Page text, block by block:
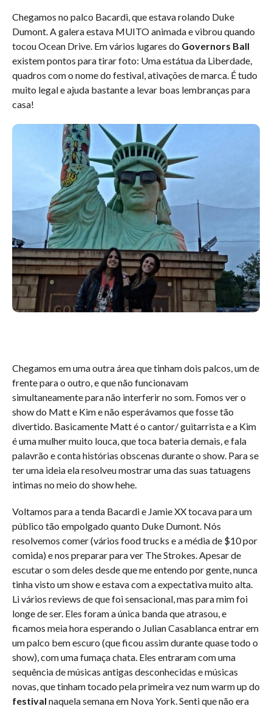
Chegamos no palco Bacardi, que estava rolando Duke
Dumont. A galera estava MUITO animada e vibrou quando
tocou Ocean Drive. Em vários lugares do Governors Ball
existem pontos para tirar foto: Uma estátua da Liberdade,
quadros com o nome do festival, ativações de marca. É tudo
muito legal e ajuda bastante a levar boas lembranças para
casa!
Chegamos em uma outra área que tinham dois palcos, um de
frente para o outro, e que não funcionavam
simultaneamente para não interferir no som. Fomos ver o
show do Matt e Kim e não esperávamos que fosse tão
divertido. Basicamente Matt é o cantor/ guitarrista e a Kim
é uma mulher muito louca, que toca bateria demais, e fala
palavrão e conta histórias obscenas durante o show. Para se
ter uma ideia ela resolveu mostrar uma das suas tatuagens
intimas no meio do show hehe.
Voltamos para a tenda Bacardi e Jamie XX tocava para um
público tão empolgado quanto Duke Dumont. Nós
resolvemos comer (vários food trucks e a média de $10 por
comida) e nos preparar para ver The Strokes. Apesar de
escutar o som deles desde que me entendo por gente, nunca
tinha visto um show e estava com a expectativa muito alta.
Li vários reviews de que foi sensacional, mas para mim foi
longe de ser. Eles foram a única banda que atrasou, e
ficamos meia hora esperando o Julian Casablanca entrar em
um palco bem escuro (que ficou assim durante quase todo o
show), com uma fumaça chata. Eles entraram com uma
sequência de músicas antigas desconhecidas e músicas
novas, que tinham tocado pela primeira vez num warm up do
festival naquela semana em Nova York. Senti que não era